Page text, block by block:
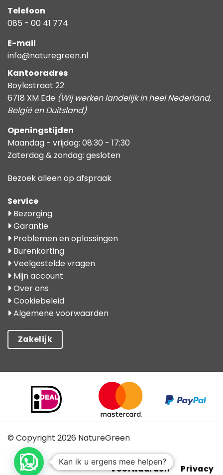
Telefoon
085 - 00 41 774
E-mail
info@naturegreen.nl
Kantooradres
Boylestraat 22
6718 XM Ede (Wij werken landelijk in heel Nederland,
België en Duitsland)
Openingstijden
Maandag - vrijdag: 08:30 - 17:30
Zaterdag & zondag: gesloten
Bezoek alleen op afspraak
Service
Bezorging
Garantie
Problemen en oplossingen
Burenkorting
Veelgestelde vragen
Mijn account
Over ons
Cookiebeleid
Algemene voorwaarden
Zakelijk
© Copyright 2026 NatureGreen
Voorwaarden Privacy
Kan ik u ergens mee helpen?